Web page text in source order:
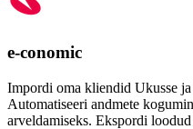
e-conomic
Impordi oma kliendid Ukusse
Automatiseeri andmete
arveldamiseks. Ekspordi